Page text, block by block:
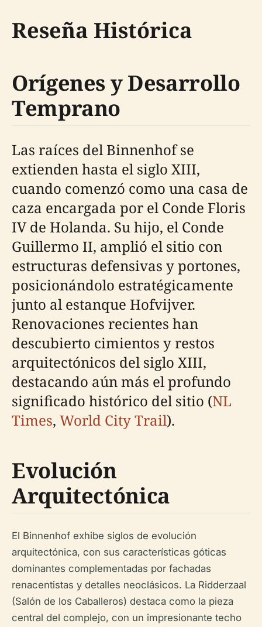
Reseña Histórica
Orígenes y Desarrollo
Temprano
Las raíces del Binnenhof se
extienden hasta el siglo XIII,
cuando comenzó como una casa de
caza encargada por el Conde Floris
IV de Holanda. Su hijo, el Conde
Guillermo II, amplió el sitio con
estructuras defensivas y portones,
posicionándolo estratégicamente
junto al estanque Hofvijver.
Renovaciones recientes han
descubierto cimientos y restos
arquitectónicos del siglo XIII,
destacando aún más el profundo
significado histórico del sitio (NL
Times, World City Trail).
Evolución
Arquitectónica
El Binnenhof exhibe siglos de evolución
arquitectónica, con sus características góticas
dominantes complementadas por fachadas
renacentistas y detalles neoclásicos. La Ridderzaal
(Salón de los Caballeros) destaca como la pieza
central del complejo, con un impresionante techo